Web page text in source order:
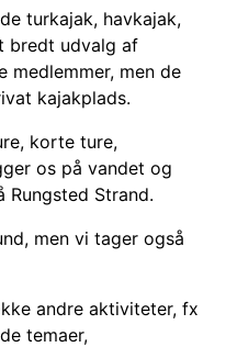
turkajak, havkajak,
bredt udvalg af
men de
kajakplads.
korte ture,
os på vandet og
Rungsted Strand.
men vi tager også
andre aktiviteter, fx
temaer,